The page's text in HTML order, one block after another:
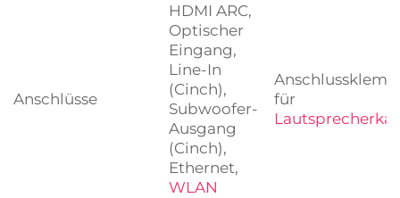
Anschlüsse
HDMI ARC,
Optischer
Eingang,
Line-In
(Cinch),
Subwoofer-
Ausgang
(Cinch),
Ethernet,
WLAN
für